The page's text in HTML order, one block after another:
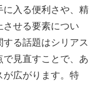
に入る便利さや、精
せる要素につい
る話題はシリアス
見直すことで、あ
が広がります。特